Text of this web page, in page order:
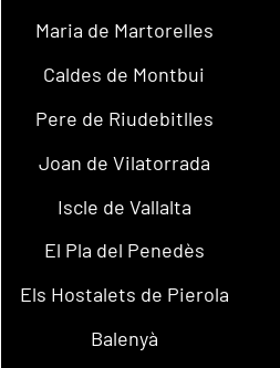
Maria de Martorelles
Caldes de Montbui
Pere de Riudebitlles
Joan de Vilatorrada
Iscle de Vallalta
El Pla del Penedès
Els Hostalets de Pierola
Balenyà